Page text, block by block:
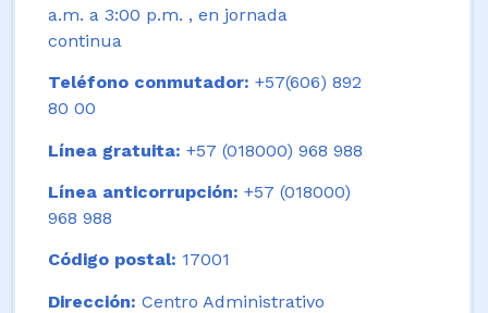
a.m. a 3:00 p.m. , en jornada
continua
Teléfono conmutador: +57(606) 892
80 00
Línea gratuita: +57 (018000) 968 988
Línea anticorrupción: +57 (018000)
968 988
Código postal: 17001
Dirección: Centro Administrativo